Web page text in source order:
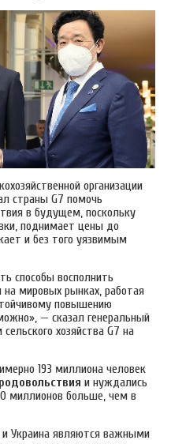
организации
страны G7 помочь
в будущем, поскольку
поднимает цены до
и без того уязвимым
способы восполнить
мировых рынках, работая
повышению
— сказал генеральный
хозяйства G7 на
193 миллиона человек
и нуждались
миллионов больше, чем в
Украина являются важными